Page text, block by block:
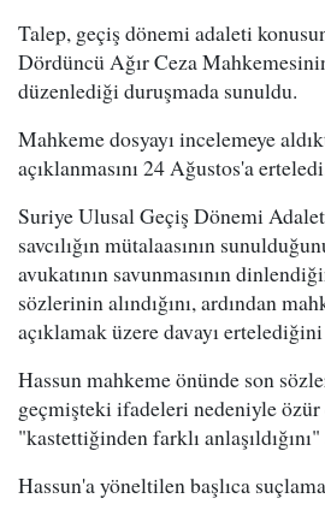
Talep, geçiş dönemi adaleti
Dördüncü Ağır Ceza
düzenlediği duruşmada sunuldu.
Mahkeme dosyayı incelemeye
açıklanmasını 24 Ağustos'a
Suriye Ulusal Geçiş Dönemi
savcılığın mütalaasının
avukatının savunmasının
sözlerinin alındığını, ardından
açıklamak üzere davayı
Hassun mahkeme önünde son
geçmişteki ifadeleri nedeniyle
"kastettiğinden farklı
Hassun'a yöneltilen başlıca